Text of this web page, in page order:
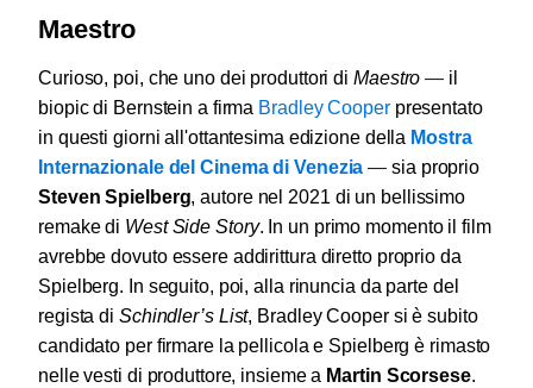
Maestro
Curioso, poi, che uno dei produttori di Maestro— il
biopic di Bernstein a firma Bradley Cooperpresentato
in questi giorni all'ottantesima edizione della Mostra
Internazionale del Cinema di Venezia— sia proprio
Steven Spielberg,autore nel 2021 di un bellissimo
remake di West Side Story. In un primo momento il film
avrebbe dovuto essere addirittura diretto proprio da
Spielberg. In seguito, poi, alla rinuncia da parte del
regista di Schindler’s List, Bradley Cooper si è subito
candidato per firmare la pellicola e Spielberg è rimasto
nelle vesti di produttore, insieme a Martin Scorsese.